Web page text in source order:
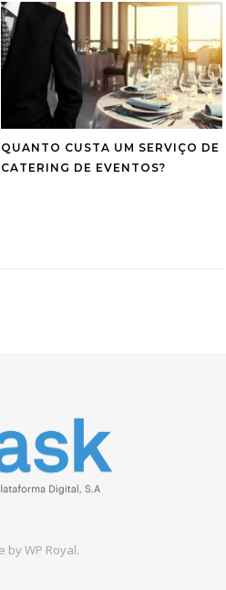
QUANTO CUSTA UM SERVIÇO DE
CATERING DE EVENTOS?
byWP Royal.